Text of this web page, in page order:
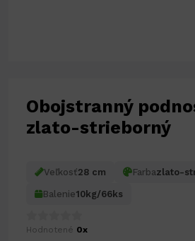
Obojstranný
zlato-strieborný
Veľkosť28 cm Farbazlato-
Balenie10kg/66ks
Hodnotené 0x